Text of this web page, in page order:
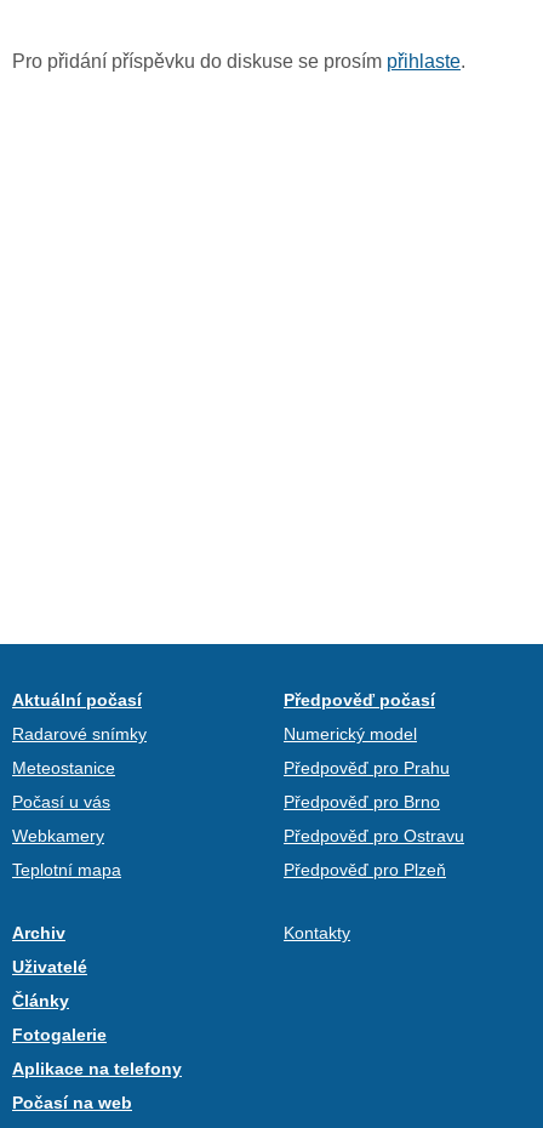
Pro přidání příspěvku do diskuse se prosím přihlaste.
Aktuální počasí
Radarové snímky
Meteostanice
Počasí u vás
Webkamery
Teplotní mapa
Předpověď počasí
Numerický model
Předpověď pro Prahu
Předpověď pro Brno
Předpověď pro Ostravu
Předpověď pro Plzeň
Archiv
Uživatelé
Články
Fotogalerie
Aplikace na telefony
Počasí na web
Kontakty